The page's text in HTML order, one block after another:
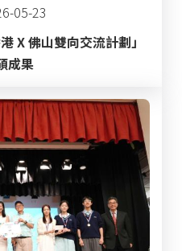
05-23
X 佛山雙向交流計劃」
成果